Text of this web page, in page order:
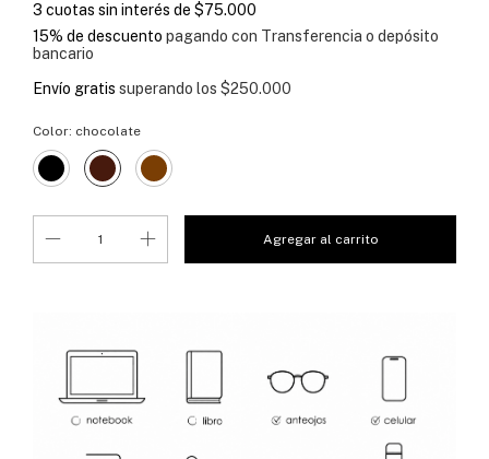
3 cuotas sin interés de $75.000
15% de descuento pagando con Transferencia o depósito
bancario
Envío gratis superando los $250.000
Color: chocolate